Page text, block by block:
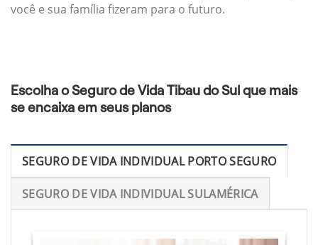
você e sua família fizeram para o futuro.
Escolha o Seguro de Vida Tibau do Sul que mais
se encaixa em seus planos
SEGURO DE VIDA INDIVIDUAL PORTO SEGURO
SEGURO DE VIDA INDIVIDUAL SULAMÉRICA